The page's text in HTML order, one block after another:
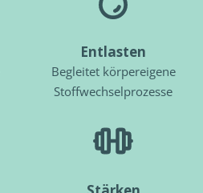
Entlasten
Begleitet körpereigene
Stoffwechselprozesse